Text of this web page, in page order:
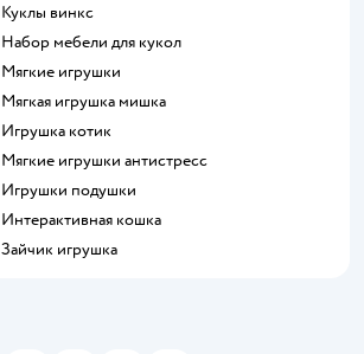
Куклы винкс
Набор мебели для кукол
Мягкие игрушки
Мягкая игрушка мишка
Игрушка котик
Мягкие игрушки антистресс
Игрушки подушки
Интерактивная кошка
Зайчик игрушка